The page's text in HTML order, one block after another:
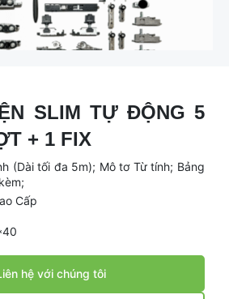
SLIM TỰ ĐỘNG 5
+ 1 FIX
(Dài tối đa 5m); Mô tơ Từ tính; Bảng
Cấp
hệ với chúng tôi